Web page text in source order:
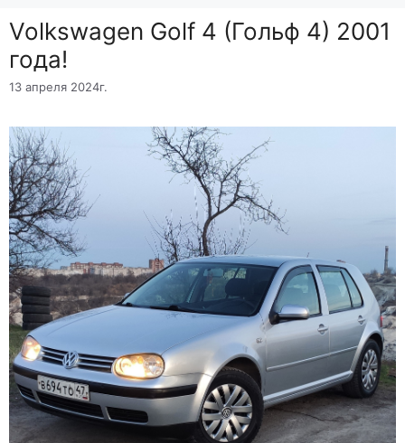
Volkswagen Golf 4 (Гольф 4) 2001
года!
13 апреля 2024г.